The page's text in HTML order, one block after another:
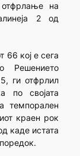
на
2 од
66 кој е сега
Решението
ги отфрлил
по својата
темпорален
краен рок
каде истата